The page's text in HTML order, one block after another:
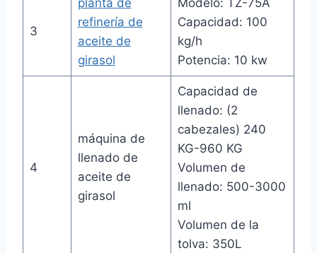
3
planta de
refinería de
aceite de
girasol
Modelo: TZ-75A
Capacidad: 100
kg/h
Potencia: 10 kw
4
máquina de
llenado de
aceite de
girasol
Capacidad de
llenado: (2
cabezales) 240
KG-960 KG
Volumen de
llenado: 500-3000
ml
Volumen de la
tolva: 350L